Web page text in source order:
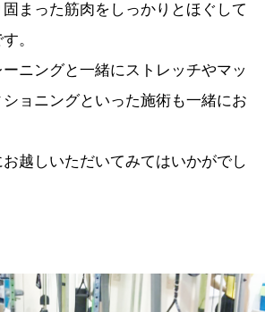
まった筋肉をしっかりとほぐして
。
ニングと一緒にストレッチやマッ
ョニングといった施術も一緒にお
越しいただいてみてはいかがでし